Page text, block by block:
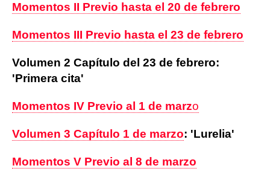
Momentos II Previo hasta el 20 de febrero
Momentos III Previo hasta el 23 de febrero
Volumen 2 Capítulo del 23 de febrero:
'Primera cita'
Momentos IV Previo al 1 de marzo
Volumen 3 Capítulo 1 de marzo: 'Lurelia'
Momentos V Previo al 8 de marzo